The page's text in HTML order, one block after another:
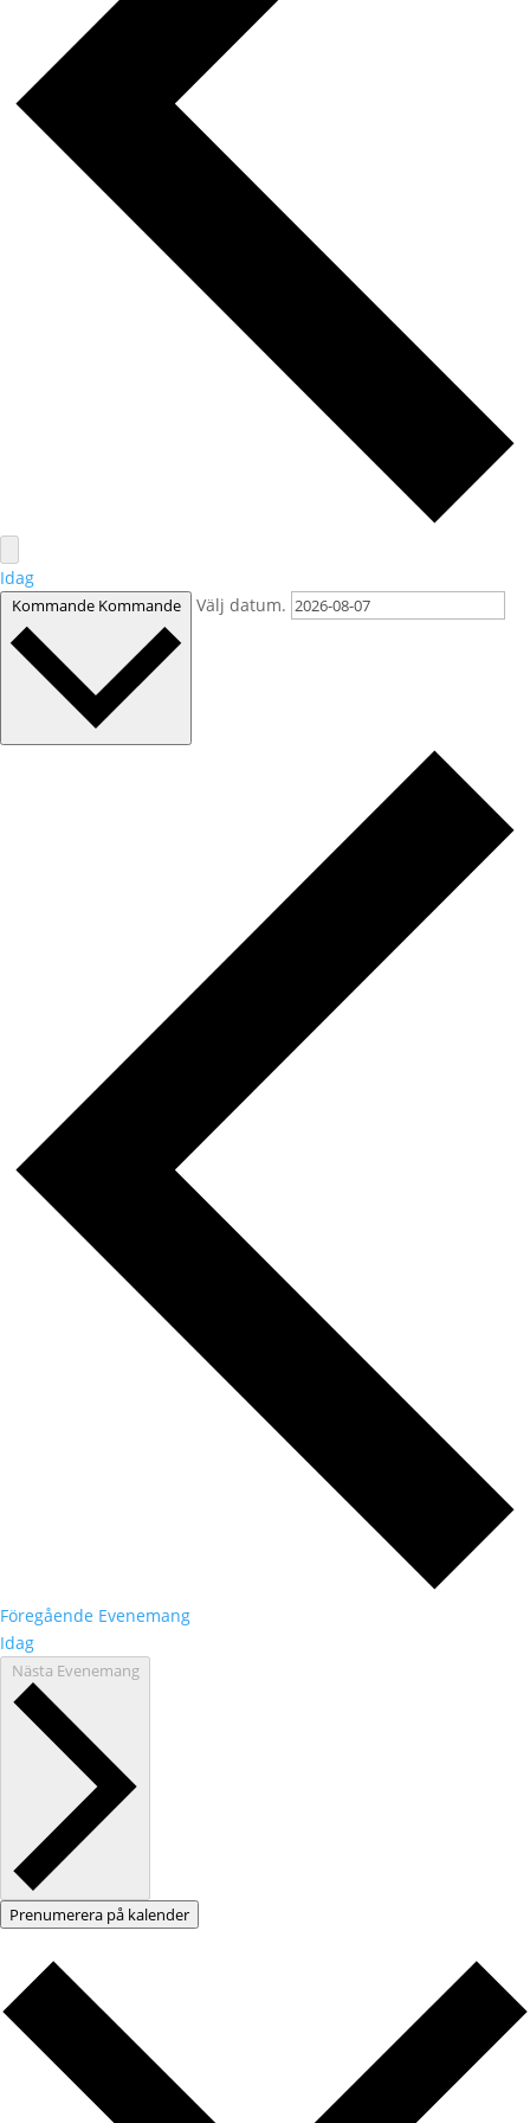
Idag
Kommande Kommande Välj datum.
Föregående Evenemang
Idag
Nästa Evenemang
Prenumerera på kalender